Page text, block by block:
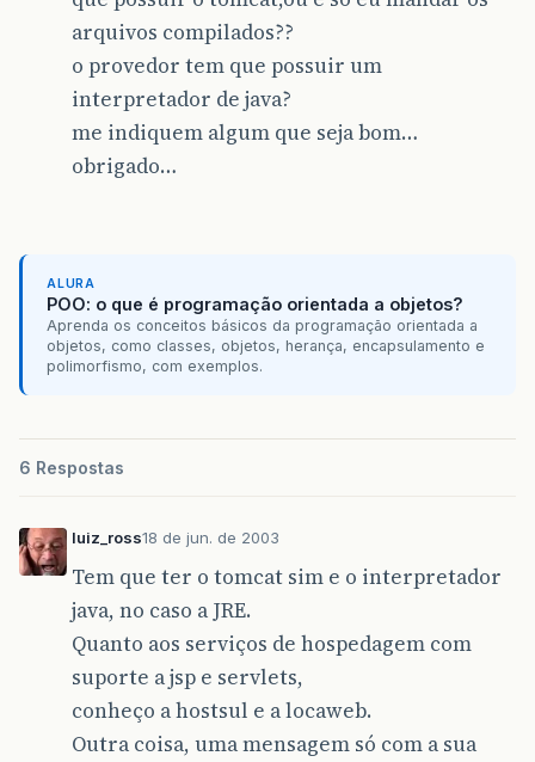
arquivos compilados??
o provedor tem que possuir um
interpretador de java?
me indiquem algum que seja bom…
obrigado…
ALURA
POO: o que é programação orientada a objetos?
Aprenda os conceitos básicos da programação orientada a
objetos, como classes, objetos, herança, encapsulamento e
polimorfismo, com exemplos.
6 Respostas
luiz_ross18 de jun. de 2003
Tem que ter o tomcat sim e o interpretador
java, no caso a JRE.
Quanto aos serviços de hospedagem com
suporte a jsp e servlets,
conheço a hostsul e a locaweb.
Outra coisa, uma mensagem só com a sua